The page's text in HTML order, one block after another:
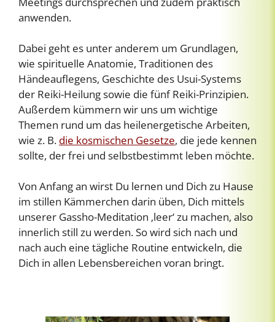
anwenden.
Dabei geht es unter anderem um Grundlagen,
wie spirituelle Anatomie, Traditionen des
Händeauflegens, Geschichte des Usui-Systems
der Reiki-Heilung sowie die fünf Reiki-Prinzipien.
Außerdem kümmern wir uns um wichtige
Themen rund um das heilenergetische Arbeiten,
wie z. B. die kosmischen Gesetze, die jede kennen
sollte, der frei und selbstbestimmt leben möchte.
Von Anfang an wirst Du lernen und Dich zu Hause
im stillen Kämmerchen darin üben, Dich mittels
unserer Gassho-Meditation ‚leer‘ zu machen, also
innerlich still zu werden. So wird sich nach und
nach auch eine tägliche Routine entwickeln, die
Dich in allen Lebensbereichen voran bringt.